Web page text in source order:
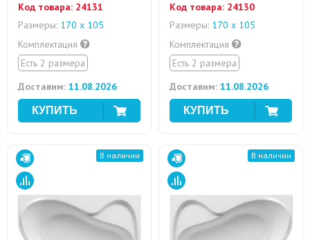
Код товара: 24131
Размеры: 170 x 105
Комплектация
Есть 2 размера
Доставим: 11.08.2026
Код товара: 24130
Размеры: 170 x 105
Комплектация
Есть 2 размера
Доставим: 11.08.2026
В наличии В наличии